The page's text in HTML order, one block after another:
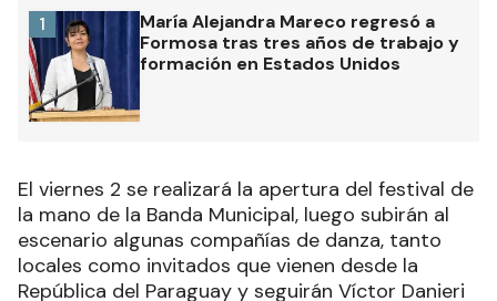
María Alejandra Mareco regresó a
Formosa tras tres años de trabajo y
formación en Estados Unidos
1
El viernes 2 se realizará la apertura del festival de
la mano de la Banda Municipal, luego subirán al
escenario algunas compañías de danza, tanto
locales como invitados que vienen desde la
República del Paraguay y seguirán Víctor Danieri